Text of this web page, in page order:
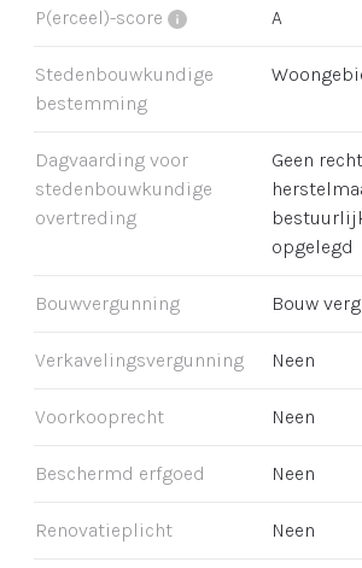
P(erceel)-score A
Stedenbouwkundige
bestemming
Dagvaarding voor
stedenbouwkundige
overtreding
Geen
opgelegd
Bouwvergunning Bouw
Verkavelingsvergunning Neen
Voorkooprecht Neen
Beschermd erfgoed Neen
Renovatieplicht Neen